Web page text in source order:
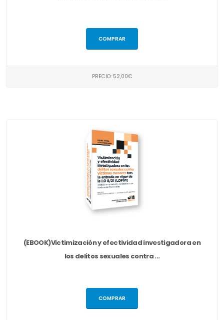
COMPRAR
PRECIO: 52,00€
(EBOOK)Victimización y efectividad investigadora en
los delitos sexuales contra ...
COMPRAR